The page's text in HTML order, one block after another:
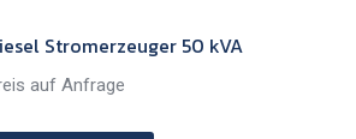
Stromerzeuger 50 kVA
auf Anfrage